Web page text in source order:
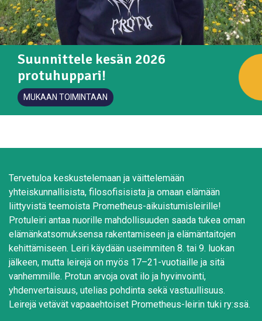
Suunnittele kesän 2026
protuhuppari!
MUKAAN TOIMINTAAN
Tervetuloa keskustelemaan ja väittelemään
yhteiskunnallisista, filosofisisista ja omaan elämään
liittyvistä teemoista Prometheus-aikuistumisleirille!
Protuleiri antaa nuorille mahdollisuuden saada tukea oman
elämänkatsomuksensa rakentamiseen ja elämäntaitojen
kehittämiseen. Leiri käydään useimmiten 8. tai 9. luokan
jälkeen, mutta leirejä on myös 17–21-vuotiaille ja sitä
vanhemmille. Protun arvoja ovat ilo ja hyvinvointi,
yhdenvertaisuus, utelias pohdinta sekä vastuullisuus.
Leirejä vetävät vapaaehtoiset Prometheus-leirin tuki ry:ssä.